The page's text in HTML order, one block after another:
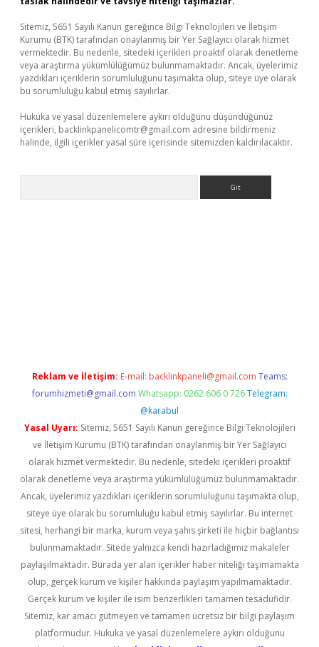
Sitemiz, 5651 Sayılı Kanun gereğince Bilgi Teknolojileri ve İletişim
Kurumu (BTK) tarafından onaylanmış bir Yer Sağlayıcı olarak hizmet
vermektedir. Bu nedenle, sitedeki içerikleri proaktif olarak denetleme
veya araştırma yükümlülüğümüz bulunmamaktadır. Ancak, üyelerimiz
yazdıkları içeriklerin sorumluluğunu taşımakta olup, siteye üye olarak
bu sorumluluğu kabul etmiş sayılırlar.
Hukuka ve yasal düzenlemelere aykırı olduğunu düşündüğünüz
içerikleri, backlinkpanelicomtr@gmail.com adresine bildirmeniz
halinde, ilgili içerikler yasal süre içerisinde sitemizden kaldırılacaktır.
Reklam ve İletişim: E-mail: backlinkpaneli@gmail.com Teams:
forumhizmeti@gmail.com Whatsapp: 0262 606 0 726 Telegram:
@karabul
Yasal Uyarı: Sitemiz, 5651 Sayılı Kanun gereğince Bilgi Teknolojileri
ve İletişim Kurumu (BTK) tarafından onaylanmış bir Yer Sağlayıcı
olarak hizmet vermektedir. Bu nedenle, sitedeki içerikleri proaktif
olarak denetleme veya araştırma yükümlülüğümüz bulunmamaktadır.
Ancak, üyelerimiz yazdıkları içeriklerin sorumluluğunu taşımakta olup,
siteye üye olarak bu sorumluluğu kabul etmiş sayılırlar. Bu internet
sitesi, herhangi bir marka, kurum veya şahıs şirketi ile hiçbir bağlantısı
bulunmamaktadır. Sitede yalnızca kendi hazırladığımız makaleler
paylaşılmaktadır. Burada yer alan içerikler haber niteliği taşımamakta
olup, gerçek kurum ve kişiler hakkında paylaşım yapılmamaktadır.
Gerçek kurum ve kişiler ile isim benzerlikleri tamamen tesadüfidir.
Sitemiz, kar amacı gütmeyen ve tamamen ücretsiz bir bilgi paylaşım
platformudur. Hukuka ve yasal düzenlemelere aykırı olduğunu